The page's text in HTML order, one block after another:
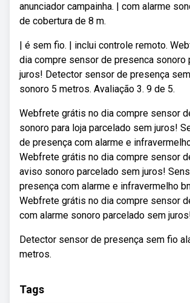
anunciador campainha. | com alarme
de cobertura de 8 m.
| é sem fio. | inclui controle remoto.
dia compre sensor de presenca sonoro
juros! Detector sensor de presença
sonoro 5 metros. Avaliação 3. 9 de 5.
Webfrete grátis no dia compre sensor
sonoro para loja parcelado sem juros!
de presença com alarme e
Webfrete grátis no dia compre sensor
aviso sonoro parcelado sem juros!
presença com alarme e infravermelho
Webfrete grátis no dia compre sensor
com alarme sonoro parcelado sem
Detector sensor de presença sem fio
metros.
Tags